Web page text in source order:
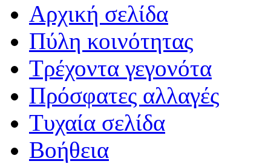
Αρχική σελίδα
Πύλη κοινότητας
Τρέχοντα γεγονότα
Πρόσφατες αλλαγές
Τυχαία σελίδα
Βοήθεια